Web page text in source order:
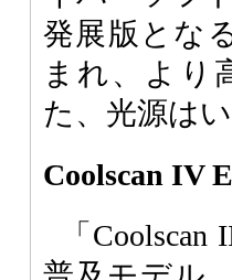
発展版とな
まれ、より
た、光源は
Coolscan IV
「